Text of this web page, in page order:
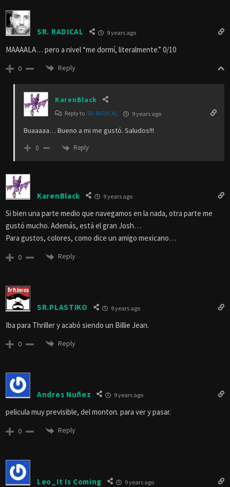
SR. RADICAL 9 years ago
MAAAALA… pero a nivel “me dormí, literalmente.” 0/10
0 Reply
KarenBlack
Reply to SR. RADICAL 9 years ago
Buaaaaa… Bueno a mi me gustó. Saludos!!!
0 Reply
KarenBlack 9 years ago
Si bien una parte medio que navegamos en la nada, otra parte me
gustó mucho. Además, está el gran Josh…
Para gustos, colores, como dice un amigo mexicano…
0 Reply
SR.PLASTIKO 9 years ago
Iba para Thriller y acabó siendo un Billie Jean.
0 Reply
Andres Nuñez 9 years ago
pelicula muy previsible, del monton. para ver y pasar.
0 Reply
Leo_It Is Coming 9 years ago